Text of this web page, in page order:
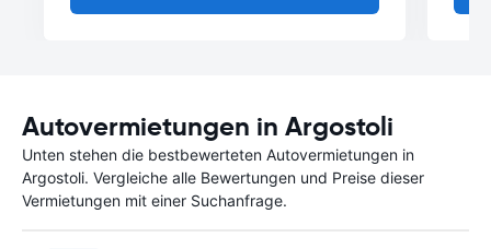
Autovermietungen in Argostoli
Unten stehen die bestbewerteten Autovermietungen in
Argostoli. Vergleiche alle Bewertungen und Preise dieser
Vermietungen mit einer Suchanfrage.